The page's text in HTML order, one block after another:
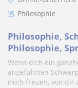
Philosophie
Philosophie,
Philosophie,
Philosophie
Wenn dich ein
angeführten
mich freuen, von dir